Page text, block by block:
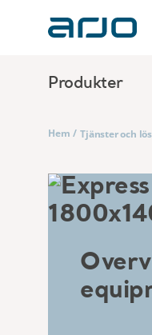
Produkter
Hem / Tjänster och